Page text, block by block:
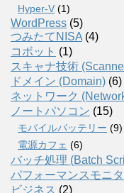
Hyper-V (1)
WordPress (5)
つみたてNISA (4)
コボット (1)
スキャナ技術
ドメイン (Domain) (6)
ネットワーク
ノートパソコン (15)
モバイルバッテリー (9)
電源カフェ (6)
バッチ処理 (Batch
パフォーマンスモニ
ビジネス (2)